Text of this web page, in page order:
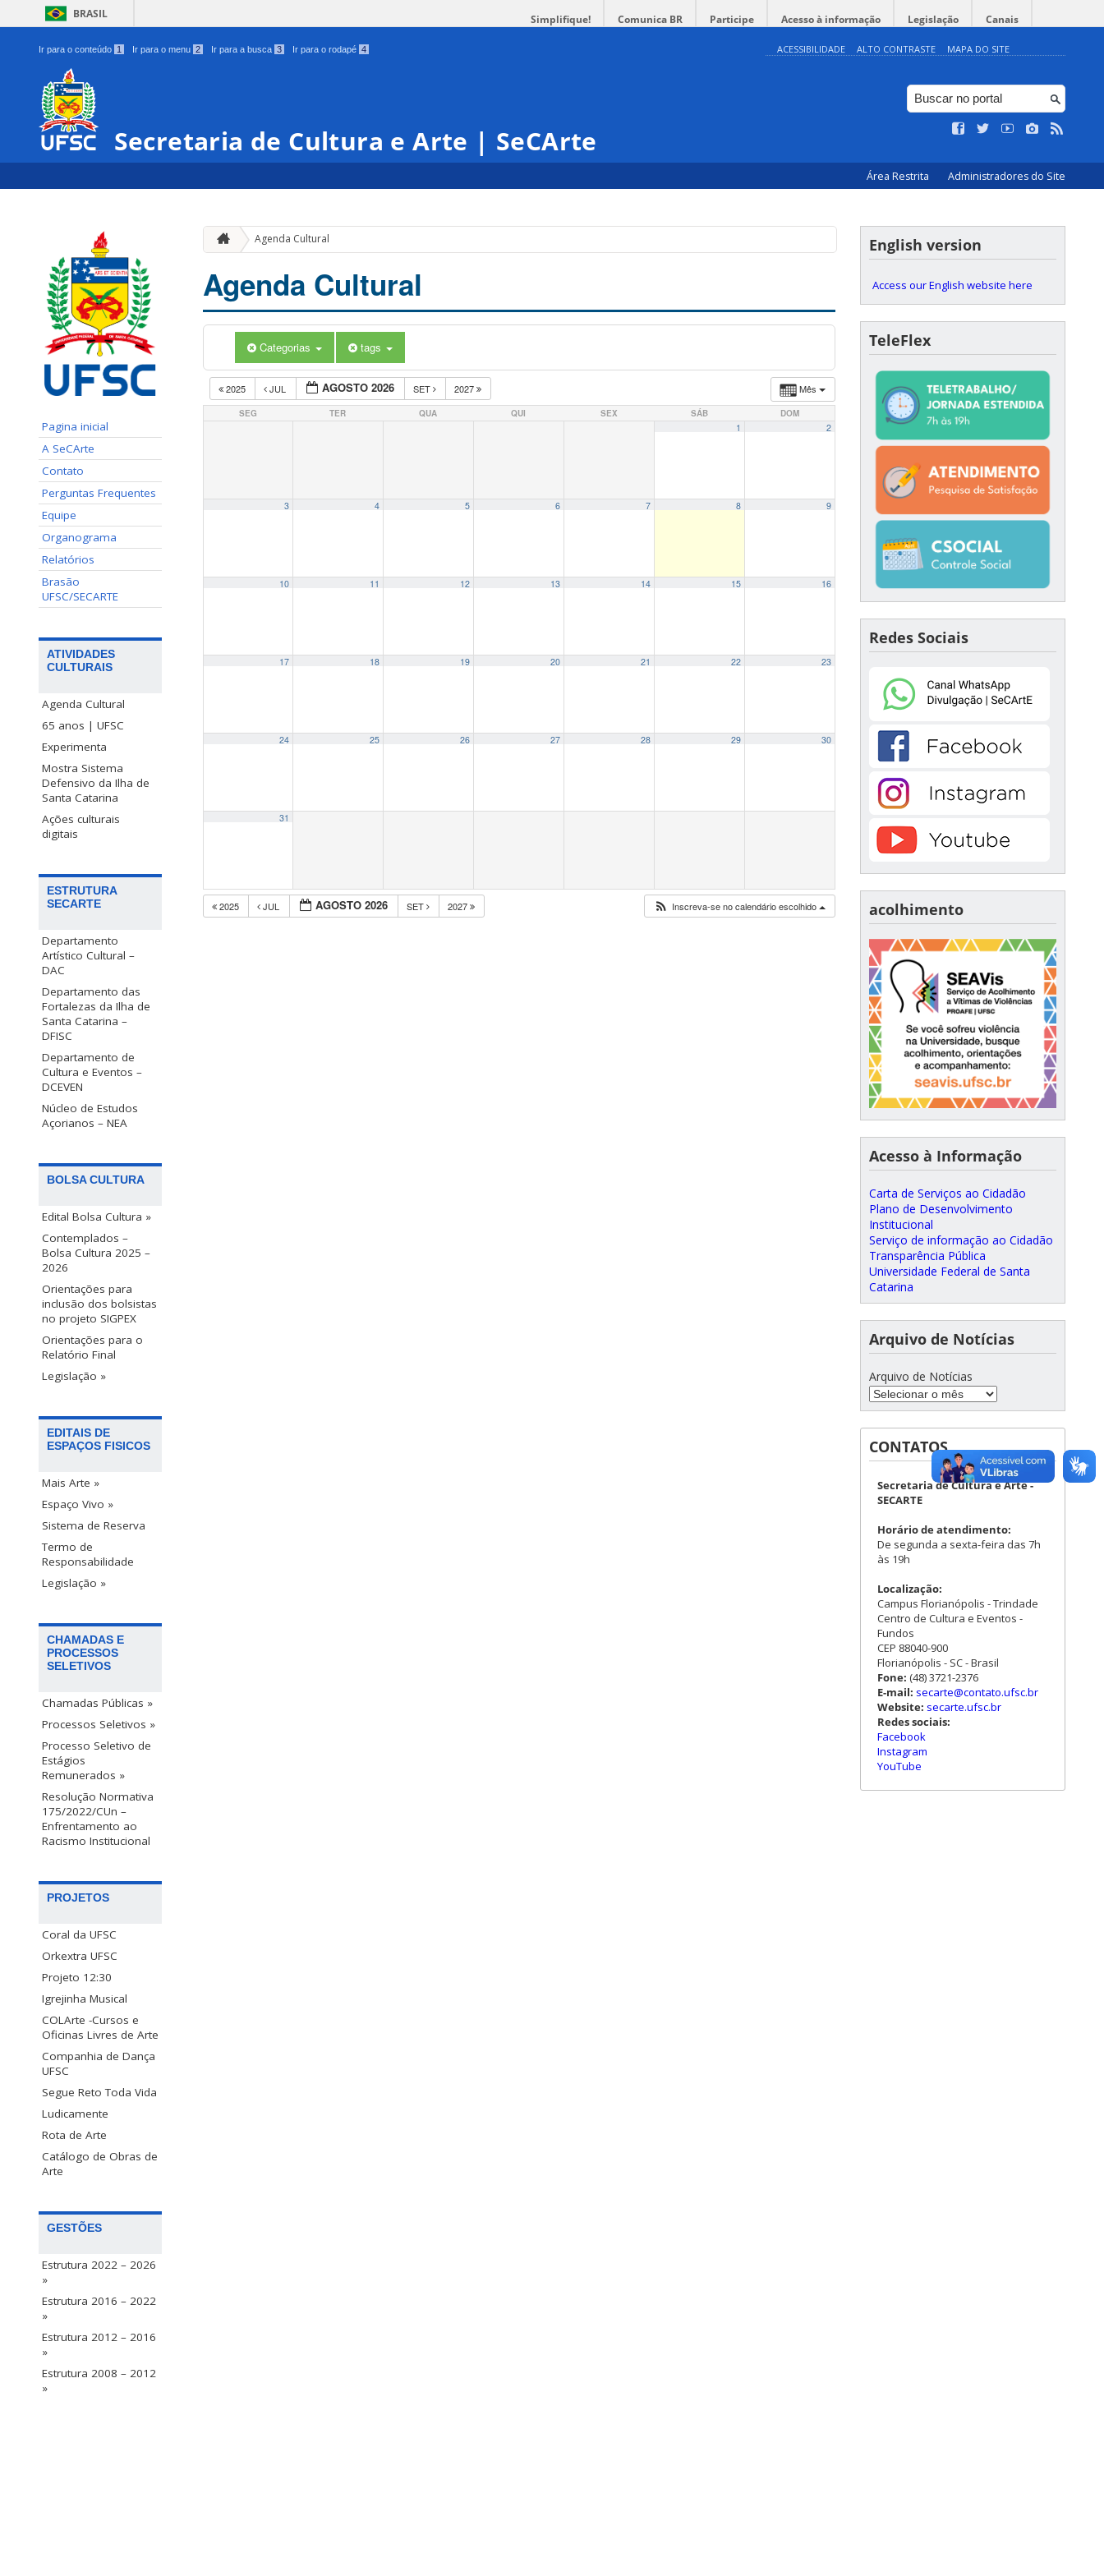
BRASIL Simplifique! Comunica BR Participe Acesso à informação Legislação Canais
Ir para o conteúdo 1 Ir para o menu 2 Ir para a busca 3 Ir para o rodapé 4 ACESSIBILIDADE ALTO CONTRASTE MAPA DO SITE
Secretaria de Cultura e Arte | SeCArte
Área Restrita Administradores do Site
Pagina inicial
A SeCArte
Contato
Perguntas Frequentes
Equipe
Organograma
Relatórios
Brasão
UFSC/SECARTE
ATIVIDADES
CULTURAIS
Agenda Cultural
65 anos | UFSC
Experimenta
Mostra Sistema
Defensivo da Ilha de
Santa Catarina
Ações culturais
digitais
ESTRUTURA
SECARTE
Departamento
Artístico Cultural –
DAC
Departamento das
Fortalezas da Ilha de
Santa Catarina –
DFISC
Departamento de
Cultura e Eventos –
DCEVEN
Núcleo de Estudos
Açorianos – NEA
BOLSA CULTURA
Edital Bolsa Cultura »
Contemplados –
Bolsa Cultura 2025 –
2026
Orientações para
inclusão dos bolsistas
no projeto SIGPEX
Orientações para o
Relatório Final
Legislação »
EDITAIS DE
ESPAÇOS FISICOS
Mais Arte »
Espaço Vivo »
Sistema de Reserva
Termo de
Responsabilidade
Legislação »
CHAMADAS E
PROCESSOS
SELETIVOS
Chamadas Públicas »
Processos Seletivos »
Processo Seletivo de
Estágios
Remunerados »
Resolução Normativa
175/2022/CUn –
Enfrentamento ao
Racismo Institucional
PROJETOS
Coral da UFSC
Orkextra UFSC
Projeto 12:30
Igrejinha Musical
COLArte -Cursos e
Oficinas Livres de Arte
Companhia de Dança
UFSC
Segue Reto Toda Vida
Ludicamente
Rota de Arte
Catálogo de Obras de
Arte
GESTÕES
Estrutura 2022 – 2026
»
Estrutura 2016 – 2022
»
Estrutura 2012 – 2016
»
Estrutura 2008 – 2012
»
Agenda Cultural
Agenda Cultural
Categorias tags
Mês
2025 JUL AGOSTO 2026 SET 2027
SEG TER QUA QUI SEX SÁB DOM
1 2
3 4 5 6 7 8 9
10 11 12 13 14 15 16
17 18 19 20 21 22 23
24 25 26 27 28 29 30
31
2025 JUL AGOSTO 2026 SET 2027 Inscreva-se no calendário escolhido
English version
Access our English website here
TeleFlex
Redes Sociais
acolhimento
Acesso à Informação
Carta de Serviços ao Cidadão
Plano de Desenvolvimento
Institucional
Serviço de informação ao Cidadão
Transparência Pública
Universidade Federal de Santa
Catarina
Arquivo de Notícias
Arquivo de Notícias
CONTATOS
Secretaria de Cultura e Arte -
SECARTE
Horário de atendimento:
De segunda a sexta-feira das 7h
às 19h
Localização:
Campus Florianópolis - Trindade
Centro de Cultura e Eventos -
Fundos
CEP 88040-900
Florianópolis - SC - Brasil
Fone: (48) 3721-2376
E-mail: secarte@contato.ufsc.br
Website: secarte.ufsc.br
Redes sociais:
Facebook
Instagram
YouTube